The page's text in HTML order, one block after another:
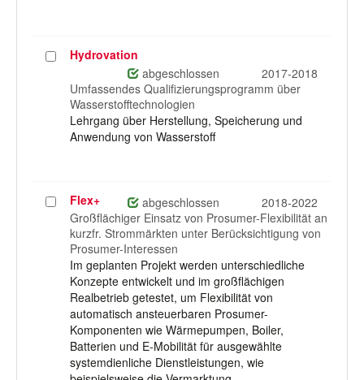
ProjektHydrovation
abgeschlossen
2017-2018
Umfassendes Qualifizierungsprogramm über
Wasserstofftechnologien
Lehrgang über Herstellung, Speicherung und
Anwendung von Wasserstoff
Projekt
auswählen
Flex+ abgeschlossen
2018-2022
Großflächiger Einsatz von Prosumer-Flexibilität an
kurzfr. Strommärkten unter Berücksichtigung von
Prosumer-Interessen
Im geplanten Projekt werden unterschiedliche
Konzepte entwickelt und im großflächigen
Realbetrieb getestet, um Flexibilität von
automatisch ansteuerbaren Prosumer-
Komponenten wie Wärmepumpen, Boiler,
Batterien und E-Mobilität für ausgewählte
systemdienliche Dienstleistungen, wie